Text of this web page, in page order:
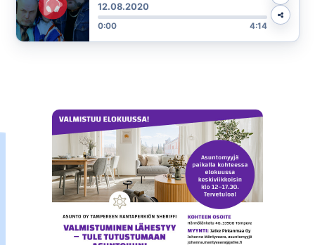
12.08.2020
0:00 4:14